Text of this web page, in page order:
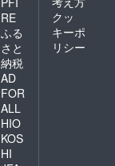
RE
ふる
さと
納税
AD
FOR
ALL
HIO
KOS
HI
クッ
キーポ
リシー